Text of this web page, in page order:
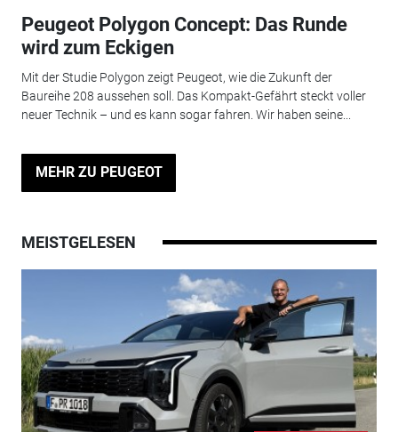
Peugeot Polygon Concept: Das Runde
wird zum Eckigen
Mit der Studie Polygon zeigt Peugeot, wie die Zukunft der
Baureihe 208 aussehen soll. Das Kompakt-Gefährt steckt voller
neuer Technik – und es kann sogar fahren. Wir haben seine...
MEHR ZU PEUGEOT
MEISTGELESEN